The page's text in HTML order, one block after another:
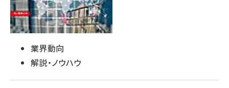
業界動向
解説・ノウハウ